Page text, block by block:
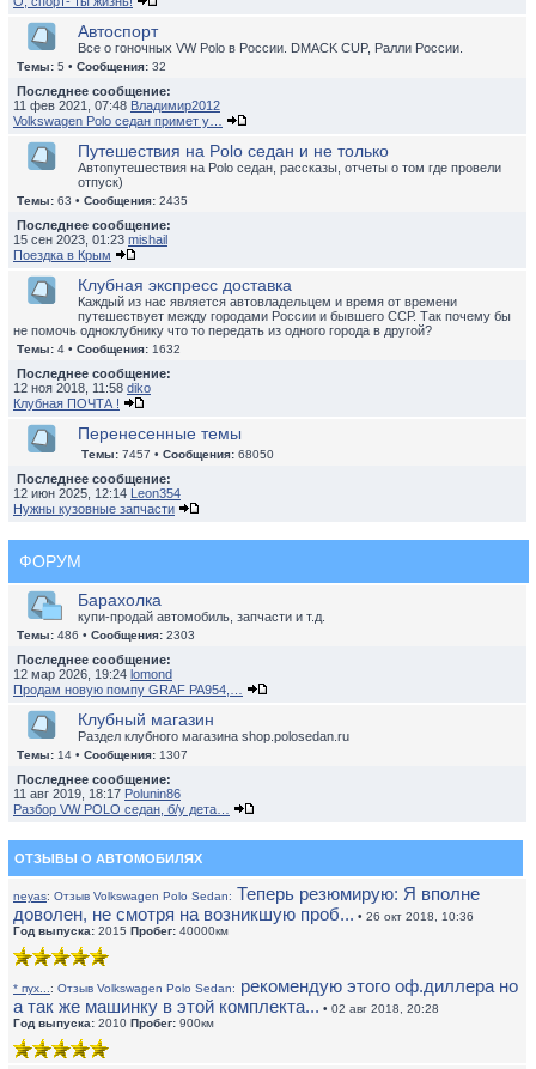
Автоспорт
Все о гоночных VW Polo в России. DMACK CUP, Ралли России.
Темы: 5 • Сообщения: 32
Последнее сообщение:
11 фев 2021, 07:48 Владимир2012
Volkswagen Polo седан примет у…
Путешествия на Polo седан и не только
Автопутешествия на Polo седан, рассказы, отчеты о том где провели
отпуск)
Темы: 63 • Сообщения: 2435
Последнее сообщение:
15 сен 2023, 01:23 mishail
Поездка в Крым
Клубная экспресс доставка
Каждый из нас является автовладельцем и время от времени
путешествует между городами России и бывшего ССР. Так почему бы
не помочь одноклубнику что то передать из одного города в другой?
Темы: 4 • Сообщения: 1632
Последнее сообщение:
12 ноя 2018, 11:58 diko
Клубная ПОЧТА !
Перенесенные темы
Темы: 7457 • Сообщения: 68050
Последнее сообщение:
12 июн 2025, 12:14 Leon354
Нужны кузовные запчасти
ФОРУМ
Барахолка
купи-продай автомобиль, запчасти и т.д.
Темы: 486 • Сообщения: 2303
Последнее сообщение:
12 мар 2026, 19:24 lomond
Продам новую помпу GRAF PA954,…
Клубный магазин
Раздел клубного магазина shop.polosedan.ru
Темы: 14 • Сообщения: 1307
Последнее сообщение:
11 авг 2019, 18:17 Polunin86
Разбор VW POLO седан, б/у дета…
ОТЗЫВЫ О АВТОМОБИЛЯХ
neyas: Отзыв Volkswagen Polo Sedan: Теперь резюмирую: Я вполне
доволен, не смотря на возникшую проб... • 26 окт 2018, 10:36
Год выпуска: 2015 Пробег: 40000км
* пух... : Отзыв Volkswagen Polo Sedan: рекомендую этого оф.диллера но
а так же машинку в этой комплекта... • 02 авг 2018, 20:28
Год выпуска: 2010 Пробег: 900км